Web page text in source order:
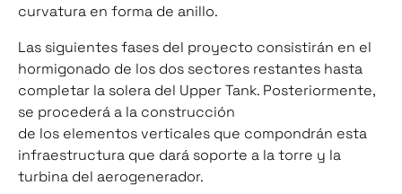
curvatura en forma de anillo.
Las siguientes fases del proyecto consistirán en el
hormigonado de los dos sectores restantes hasta
completar la solera del Upper Tank. Posteriormente,
se procederá a la construcción
de los elementos verticales que compondrán esta
infraestructura que dará soporte a la torre y la
turbina del aerogenerador.